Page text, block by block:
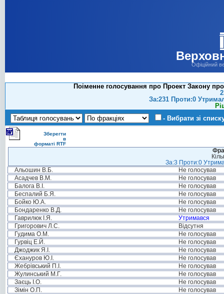
Офіційний
Поіменне голосування про Проект Закону
За:231 Проти:0
- Вибрати зі
Зберегти
в
форматі RTF
За:3 Проти:0
Альошин В.Б.
Не голосував
Асадчев В.М.
Не голосував
Балога В.І.
Не голосував
Беспалий Б.Я.
Не голосував
Бойко Ю.А.
Не голосував
Бондаренко В.Д.
Не голосував
Гаврилюк І.Я.
Утримався
Григорович Л.С.
Відсутня
Гудима О.М.
Не голосував
Гурвіц Е.Й.
Не голосував
Джоджик Я.І.
Не голосував
Єхануров Ю.І.
Не голосував
Жебрівський П.І.
Не голосував
Жулинський М.Г.
Не голосував
Заєць І.О.
Не голосував
Зімін О.П.
Не голосував